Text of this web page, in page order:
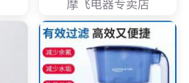
摩飞电器专卖店